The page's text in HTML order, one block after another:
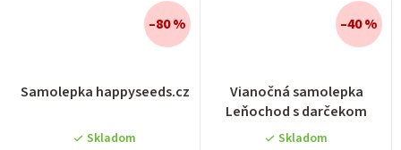
Samolepka happyseeds.cz
Skladom
–80 %
Vianočná samolepka
Leňochod s darčekom
Skladom
–40 %